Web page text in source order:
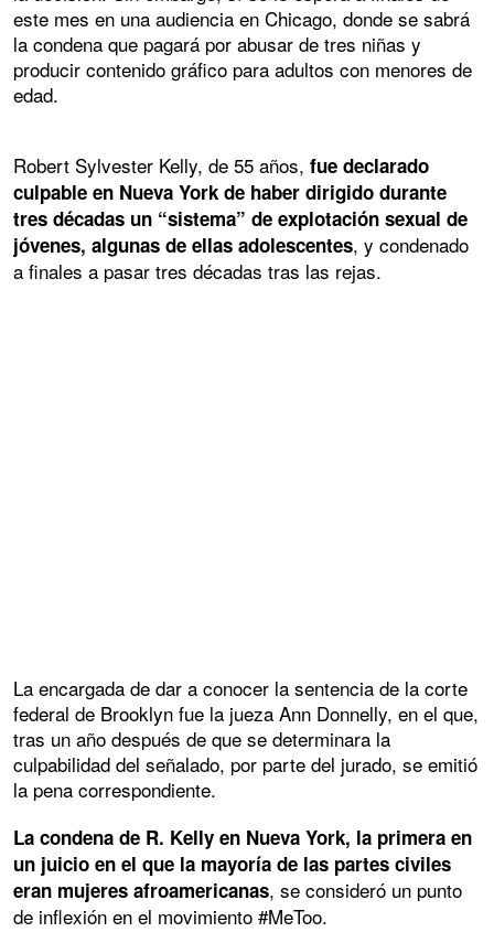
este mes en una audiencia en Chicago, donde se sabrá
la condena que pagará por abusar de tres niñas y
producir contenido gráfico para adultos con menores de
edad.
Robert Sylvester Kelly, de 55 años, fue declarado
culpable en Nueva York de haber dirigido durante
tres décadas un “sistema” de explotación sexual de
jóvenes, algunas de ellas adolescentes, y condenado
a finales a pasar tres décadas tras las rejas.
La encargada de dar a conocer la sentencia de la corte
federal de Brooklyn fue la jueza Ann Donnelly, en el que,
tras un año después de que se determinara la
culpabilidad del señalado, por parte del jurado, se emitió
la pena correspondiente.
La condena de R. Kelly en Nueva York, la primera en
un juicio en el que la mayoría de las partes civiles
eran mujeres afroamericanas, se consideró un punto
de inflexión en el movimiento #MeToo.